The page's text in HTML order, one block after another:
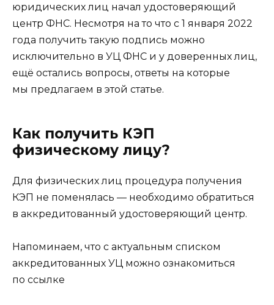
юридических лиц начал удостоверяющий
центр ФНС. Несмотря на то что с 1 января 2022
года получить такую подпись можно
исключительно в УЦ ФНС и у доверенных лиц,
ещё остались вопросы, ответы на которые
мы предлагаем в этой статье.
Как получить КЭП
физическому лицу?
Для физических лиц процедура получения
КЭП не поменялась — необходимо обратиться
в аккредитованный удостоверяющий центр.
Напоминаем, что с актуальным списком
аккредитованных УЦ можно ознакомиться
по ссылке